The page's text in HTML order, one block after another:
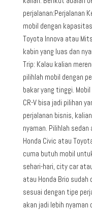
perjalanan:Perjalanan
mobil dengan
Toyota Innova atau
kabin yang luas dan
Trip: Kalau kalian
pilihlah mobil dengan
bakar yang tinggi.
CR-V bisa jadi pilihan
perjalanan bisnis,
nyaman. Pilihlah
Honda Civic atau
cuma butuh mobil
sehari-hari, city car
atau Honda Brio sudah
sesuai dengan tipe
akan jadi lebih